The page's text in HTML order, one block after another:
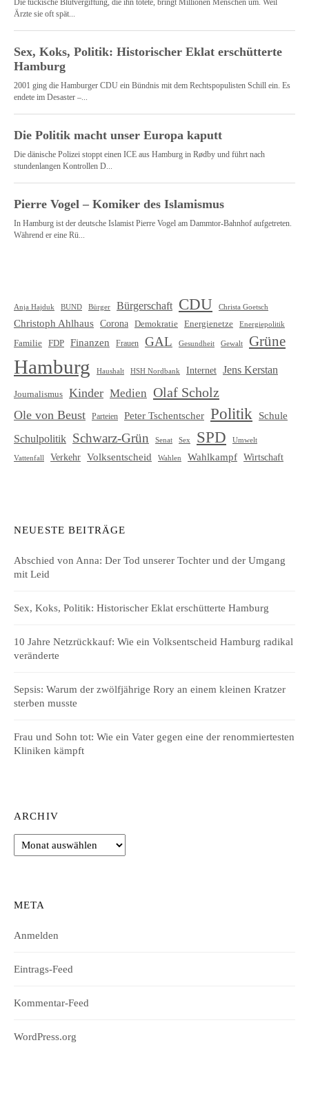
Anja Hajduk BUND Bürger Bürgerschaft CDU Christa Goetsch
Christoph Ahlhaus Corona Demokratie Energienetze Energiepolitik
Familie FDP Finanzen Frauen GAL Gesundheit Gewalt Grüne
Hamburg Haushalt HSH Nordbank Internet Jens Kerstan
Journalismus Kinder Medien Olaf Scholz
Ole von Beust Parteien Peter Tschentscher Politik Schule
Schulpolitik Schwarz-Grün Senat Sex SPD Umwelt
Vattenfall Verkehr Volksentscheid Wahlen Wahlkampf Wirtschaft
NEUESTE BEITRÄGE
Abschied von Anna: Der Tod unserer Tochter und der Umgang
mit Leid
Sex, Koks, Politik: Historischer Eklat erschütterte Hamburg
10 Jahre Netzrückkauf: Wie ein Volksentscheid Hamburg radikal
veränderte
Sepsis: Warum der zwölfjährige Rory an einem kleinen Kratzer
sterben musste
Frau und Sohn tot: Wie ein Vater gegen eine der renommiertesten
Kliniken kämpft
ARCHIV
Archiv
META
Anmelden
Eintrags-Feed
Kommentar-Feed
WordPress.org